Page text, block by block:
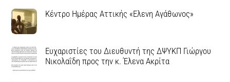
Κέντρο Ημέρας Αττικής «Ελενη Αγάθωνος»
Ευχαριστίες του Διευθυντή της ΔΨΥΚΠ Γιώργου
Νικολαΐδη προς την κ. Έλενα Ακρίτα